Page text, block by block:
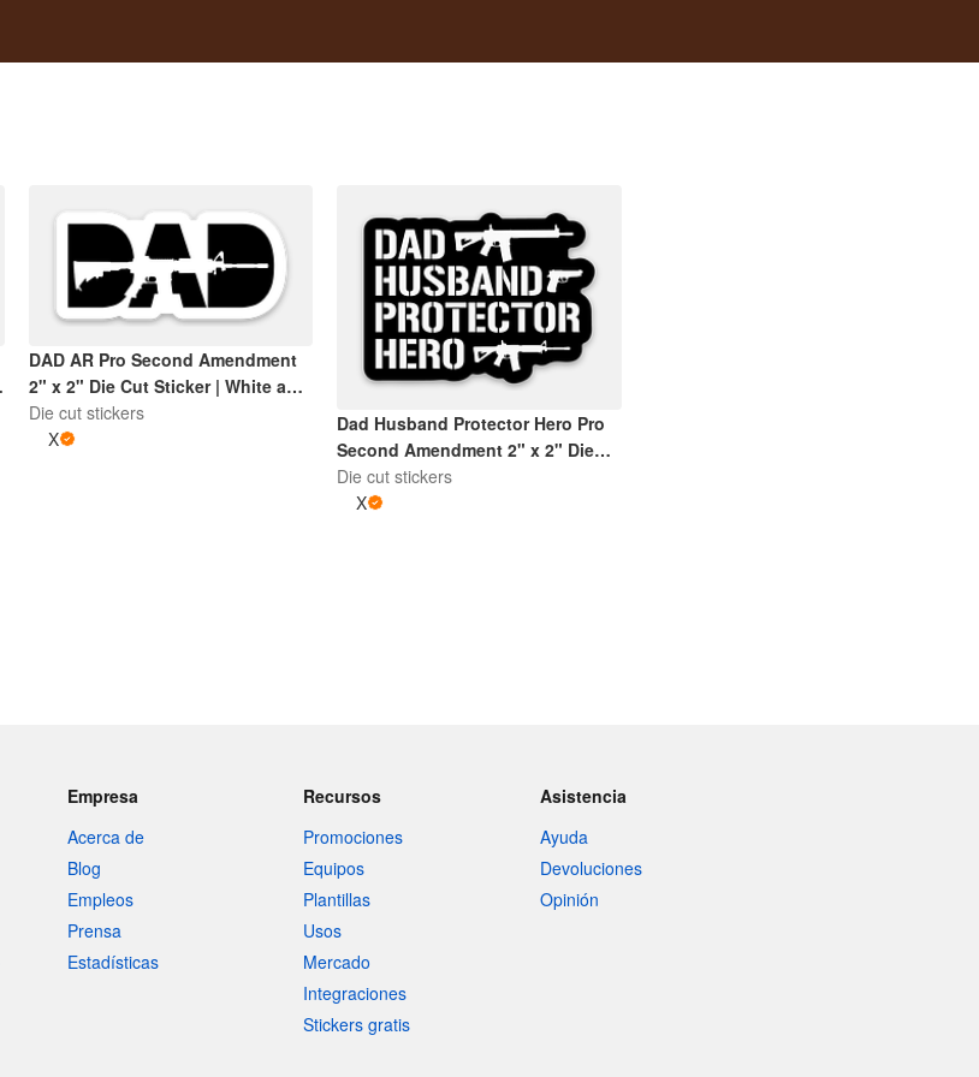
DAD AR Pro Second Amendment
2" x 2" Die Cut Sticker | White and
Black
Die cut stickers
X
Dad Husband Protector Hero Pro
Second Amendment 2" x 2" Die
Cut Sticker | Black and White
Die cut stickers
X
Empresa
Acerca de
Blog
Empleos
Prensa
Estadísticas
Recursos
Promociones
Equipos
Plantillas
Usos
Mercado
Integraciones
Stickers gratis
Asistencia
Ayuda
Devoluciones
Opinión